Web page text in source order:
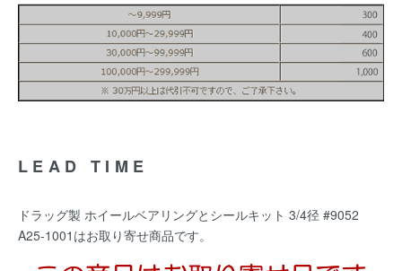
LEAD TIME
ドラッグ製 ホイールベアリングとシールキット 3/4径 #9052
A25-1001はお取り寄せ商品です。